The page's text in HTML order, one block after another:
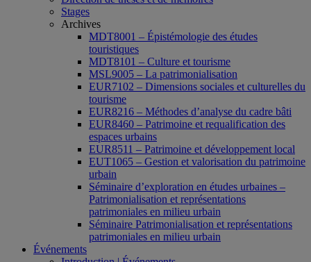
Stages
Archives
MDT8001 – Épistémologie des études
touristiques
MDT8101 – Culture et tourisme
MSL9005 – La patrimonialisation
EUR7102 – Dimensions sociales et culturelles du
tourisme
EUR8216 – Méthodes d’analyse du cadre bâti
EUR8460 – Patrimoine et requalification des
espaces urbains
EUR8511 – Patrimoine et développement local
EUT1065 – Gestion et valorisation du patrimoine
urbain
Séminaire d’exploration en études urbaines –
Patrimonialisation et représentations
patrimoniales en milieu urbain
Séminaire Patrimonialisation et représentations
patrimoniales en milieu urbain
Événements